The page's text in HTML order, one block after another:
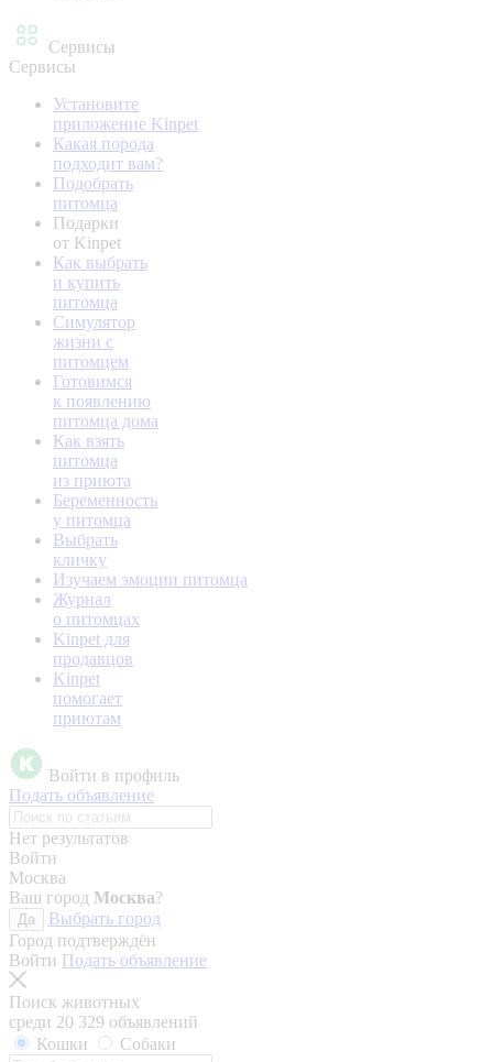
Сервисы
Сервисы
Установите
приложение Kinpet
Какая порода
подходит вам?
Подобрать
питомца
Подарки
от Kinpet
Как выбрать
и купить
питомца
Симулятор
жизни с
питомцем
Готовимся
к появлению
питомца дома
Как взять
питомца
из приюта
Беременность
у питомца
Выбрать
кличку
Изучаем эмоции питомца
Журнал
о питомцах
Kinpet для
продавцов
Kinpet
помогает
приютам
Войти в профиль
Подать объявление
Нет результатов
Войти
Москва
Ваш город Москва?
Да
Выбрать город
Город подтверждён
Войти Подать объявление
Поиск животных
среди 20 329 объявлений
Кошки
Собаки